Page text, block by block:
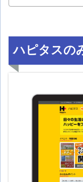
ハピタスの